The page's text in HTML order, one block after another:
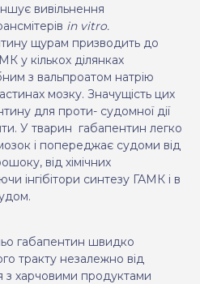
вивільнення
in vitro.
щурам призводить до
у кількох ділянках
з вальпроатом натрію
мозку. Значущість цих
для проти- судомної дії
У тварин габапентин легко
і попереджає судоми від
від хімічних
інгібітори синтезу ГАМК і в
габапентин швидко
тракту незалежно від
з харчовими продуктами